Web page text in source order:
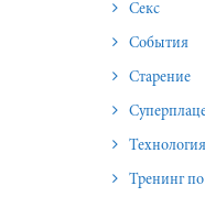
Секс
События
Старение
Тренинг